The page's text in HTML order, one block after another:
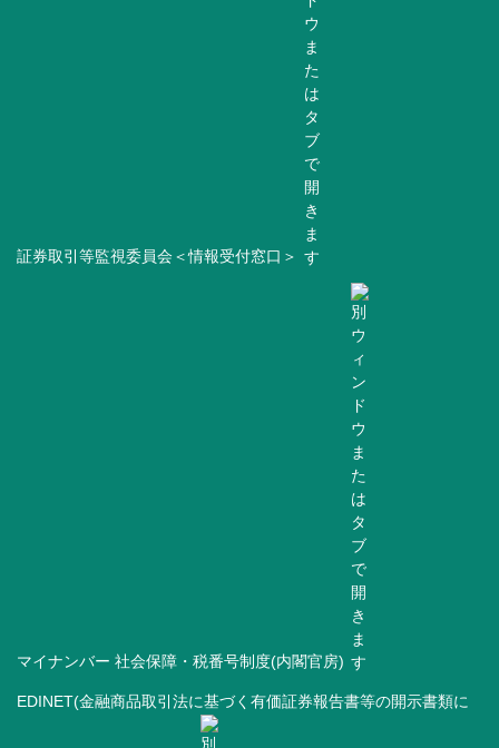
証券取引等監視委員会＜情報受付窓口＞
マイナンバー 社会保障・税番号制度(内閣官房)
EDINET(金融商品取引法に基づく有価証券報告書等の開示書類に